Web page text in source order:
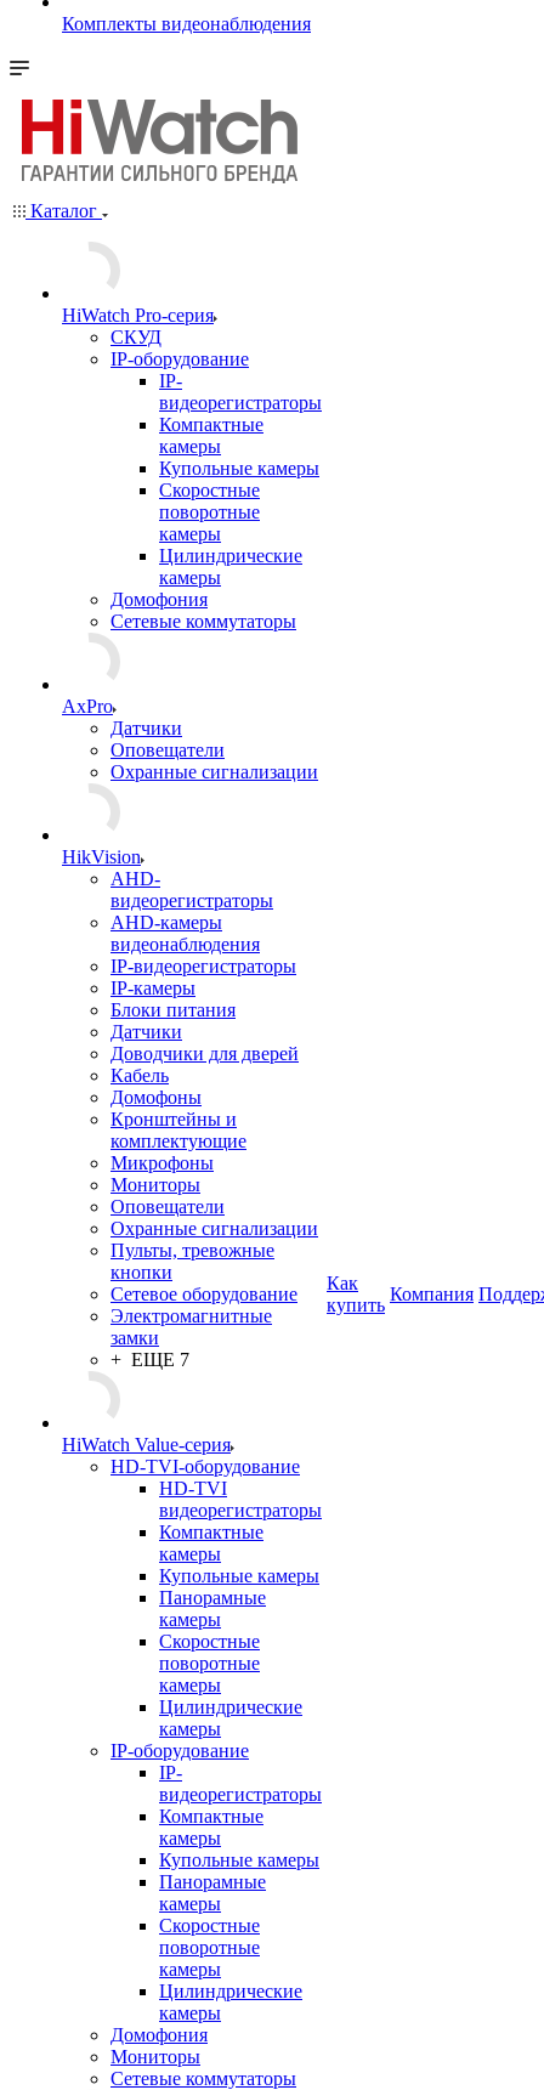
Комплекты видеонаблюдения
Каталог
HiWatch Pro-серия
CКУД
IP-оборудование
IP-
видеорегистраторы
Компактные
камеры
Купольные камеры
Скоростные
поворотные
камеры
Цилиндрические
камеры
Домофония
Сетевые коммутаторы
AxPro
Датчики
Оповещатели
Охранные сигнализации
HikVision
AHD-
видеорегистраторы
AHD-камеры
видеонаблюдения
IP-видеорегистраторы
IP-камеры
Блоки питания
Датчики
Доводчики для дверей
Кабель
Домофоны
Кронштейны и
комплектующие
Микрофоны
Мониторы
Оповещатели
Охранные сигнализации
Пульты, тревожные
кнопки
Сетевое оборудование
Электромагнитные
замки
+ ЕЩЕ 7
HiWatch Value-серия
HD-TVI-оборудование
HD-TVI
видеорегистраторы
Компактные
камеры
Купольные камеры
Панорамные
камеры
Скоростные
поворотные
камеры
Цилиндрические
камеры
IP-оборудование
IP-
видеорегистраторы
Компактные
камеры
Купольные камеры
Панорамные
камеры
Скоростные
поворотные
камеры
Цилиндрические
камеры
Домофония
Мониторы
Сетевые коммутаторы
Как
купить
Компания